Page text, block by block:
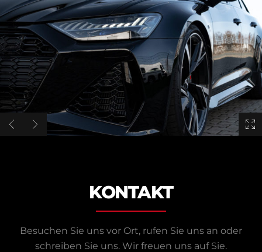
KONTAKT
Besuchen Sie uns vor Ort, rufen Sie uns an oder
schreiben Sie uns. Wir freuen uns auf Sie.